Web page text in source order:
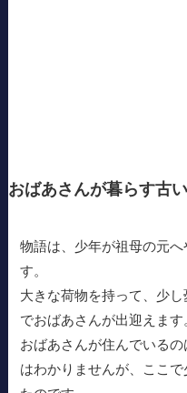
おばあさんが暮らす古
物語は、少年が祖母の元
す。
大きな荷物を持って、少
でおばあさんが出迎えます
おばあさんが住んでいる
はわかりませんが、ここ